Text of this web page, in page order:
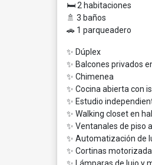
🛏 2 habitaciones
🚿 3 baños
🚗 1 parqueadero
✨ Dúplex
✨ Balcones privados
✨ Chimenea
✨ Cocina abierta con
✨ Estudio
✨ Walking closet en
✨ Ventanales de piso
✨ Automatización de
✨ Cortinas